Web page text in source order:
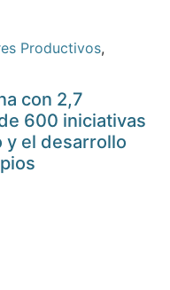
Productivos,
con 2,7
600 iniciativas
y el desarrollo